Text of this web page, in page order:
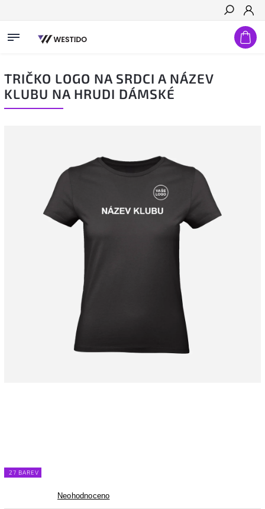
Hledat
TRIČKO LOGO NA SRDCI A NÁZEV
KLUBU NA HRUDI DÁMSKÉ
27 BAREV
Neohodnoceno